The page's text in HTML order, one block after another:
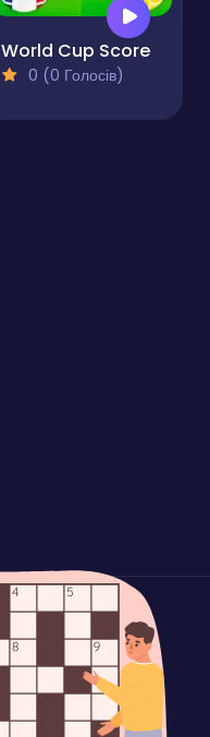
World Cup Score
0 (0 Голосів)